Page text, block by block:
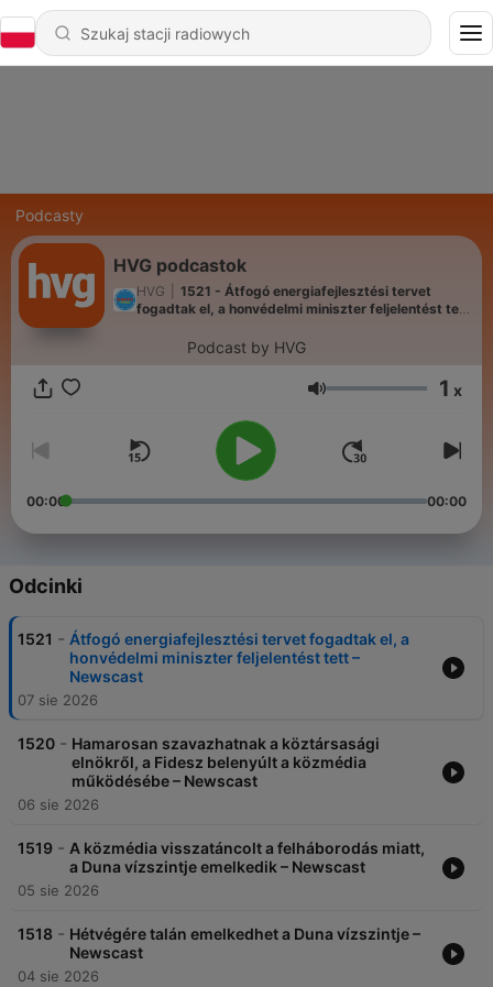
Podcasty
HVG podcastok
HVG
1521 - Átfogó energiafejlesztési tervet
fogadtak el, a honvédelmi miniszter feljelentést tett
Podcast by HVG
Głośność 1 x
00:00 00:00
Odcinki
1521 - Átfogó energiafejlesztési tervet fogadtak el, a
honvédelmi miniszter feljelentést tett –
Newscast
07 sie 2026
1520 - Hamarosan szavazhatnak a köztársasági
elnökről, a Fidesz belenyúlt a közmédia
működésébe – Newscast
06 sie 2026
1519 - A közmédia visszatáncolt a felháborodás miatt,
a Duna vízszintje emelkedik – Newscast
05 sie 2026
1518 - Hétvégére talán emelkedhet a Duna vízszintje –
Newscast
04 sie 2026